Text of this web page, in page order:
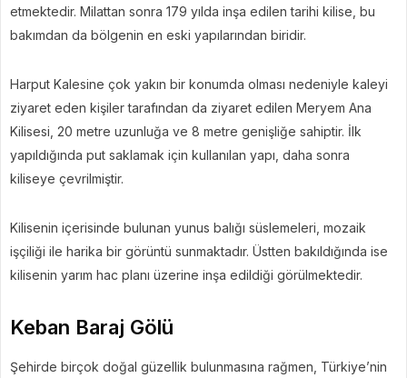
etmektedir. Milattan sonra 179 yılda inşa edilen tarihi kilise, bu
bakımdan da bölgenin en eski yapılarından biridir.
Harput Kalesine çok yakın bir konumda olması nedeniyle kaleyi
ziyaret eden kişiler tarafından da ziyaret edilen Meryem Ana
Kilisesi, 20 metre uzunluğa ve 8 metre genişliğe sahiptir. İlk
yapıldığında put saklamak için kullanılan yapı, daha sonra
kiliseye çevrilmiştir.
Kilisenin içerisinde bulunan yunus balığı süslemeleri, mozaik
işçiliği ile harika bir görüntü sunmaktadır. Üstten bakıldığında ise
kilisenin yarım hac planı üzerine inşa edildiği görülmektedir.
Keban Baraj Gölü
Şehirde birçok doğal güzellik bulunmasına rağmen, Türkiye’nin